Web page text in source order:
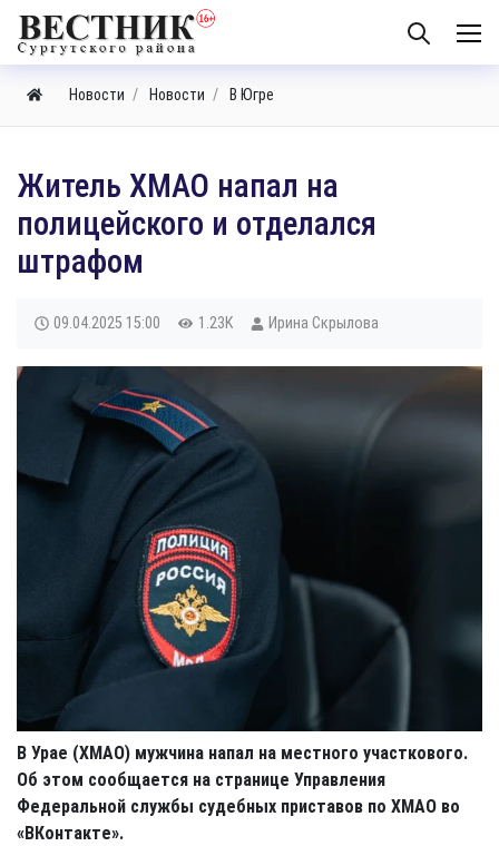
Новости Новости В Югре
Житель ХМАО напал на
полицейского и отделался
штрафом
09.04.2025 15:00 1.23K Ирина Скрылова
В Урае (ХМАО) мужчина напал на местного участкового.
Об этом сообщается на странице Управления
Федеральной службы судебных приставов по ХМАО во
«ВКонтакте».